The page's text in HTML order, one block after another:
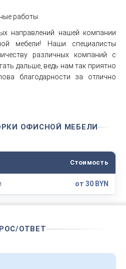
работы.
направлений нашей компании
мебели! Наши специалисты
различных компаний с
дальше, ведь нам так приятно
благодарности за отлично
ОФИСНОЙ МЕБЕЛИ
Стоимость
от 30 BYN
ОТВЕТ